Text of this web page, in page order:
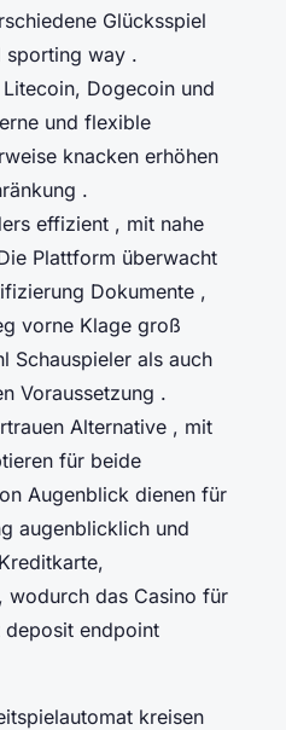
Glücksspiel
sporting way .
Dogecoin und
und flexible
knacken erhöhen
.
effizient , mit nahe
Plattform überwacht
Dokumente ,
vorne Klage groß
Schauspieler als auch
Voraussetzung .
Alternative , mit
für beide
Augenblick dienen für
augenblicklich und
wodurch das Casino für
deposit endpoint
kreisen